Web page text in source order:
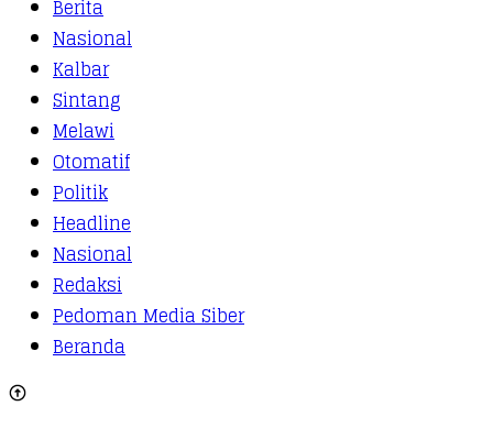
Berita
Nasional
Kalbar
Sintang
Melawi
Otomatif
Politik
Headline
Nasional
Redaksi
Pedoman Media Siber
Beranda